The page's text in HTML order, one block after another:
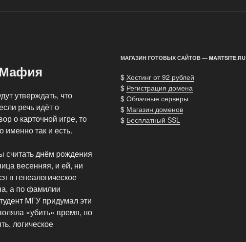
утверждать, что
речь идёт о
о карточной игре, то
именно так и есть.
днём рождения
весенняя, и ей, ни
в генеалогическое
а по фамилии
МГУ придумал эти
«убить» время, но
логическое
МАГАЗИН ГОТОВЫХ САЙТОВ — MARTSITE.RU
$ Хостинг от 92 рублей
$ Регистрация домена
$ Облачные серверы
$ Магазин доменов
$ Бесплатный SSL